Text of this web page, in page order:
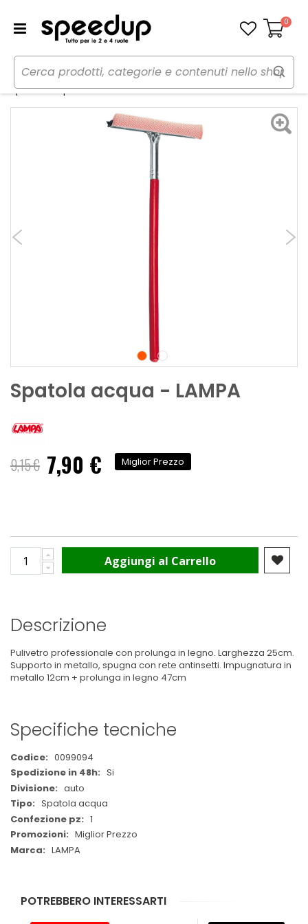
Carrello
0
Home Auto Cura dell'auto
Spazzole e Lavavetri
Spatola acqua - LAMPA
Spatola acqua - LAMPA
9,15 € Prezzo
speciale
7,90 € Miglior Prezzo
Aggiungi al Carrello
Descrizione
Pulivetro professionale con prolunga in legno. Larghezza 25cm.
Supporto in metallo, spugna con rete antinsetti. Impugnatura in
metallo 12cm + prolunga in legno 47cm
Specifiche tecniche
Maggiori
Informazioni
0099094
Si
auto
Spatola acqua
1
Miglior Prezzo
LAMPA
POTREBBERO INTERESSARTI